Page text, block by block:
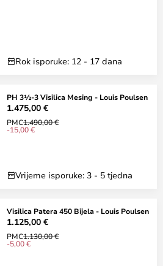
Rok isporuke: 12 - 17 dana
PH 3½-3 Visilica Mesing - Louis Poulsen
1.475,00 €
PMC1.490,00 €
-15,00 €
Vrijeme isporuke: 3 - 5 tjedna
Visilica Patera 450 Bijela - Louis Poulsen
1.125,00 €
PMC1.130,00 €
-5,00 €